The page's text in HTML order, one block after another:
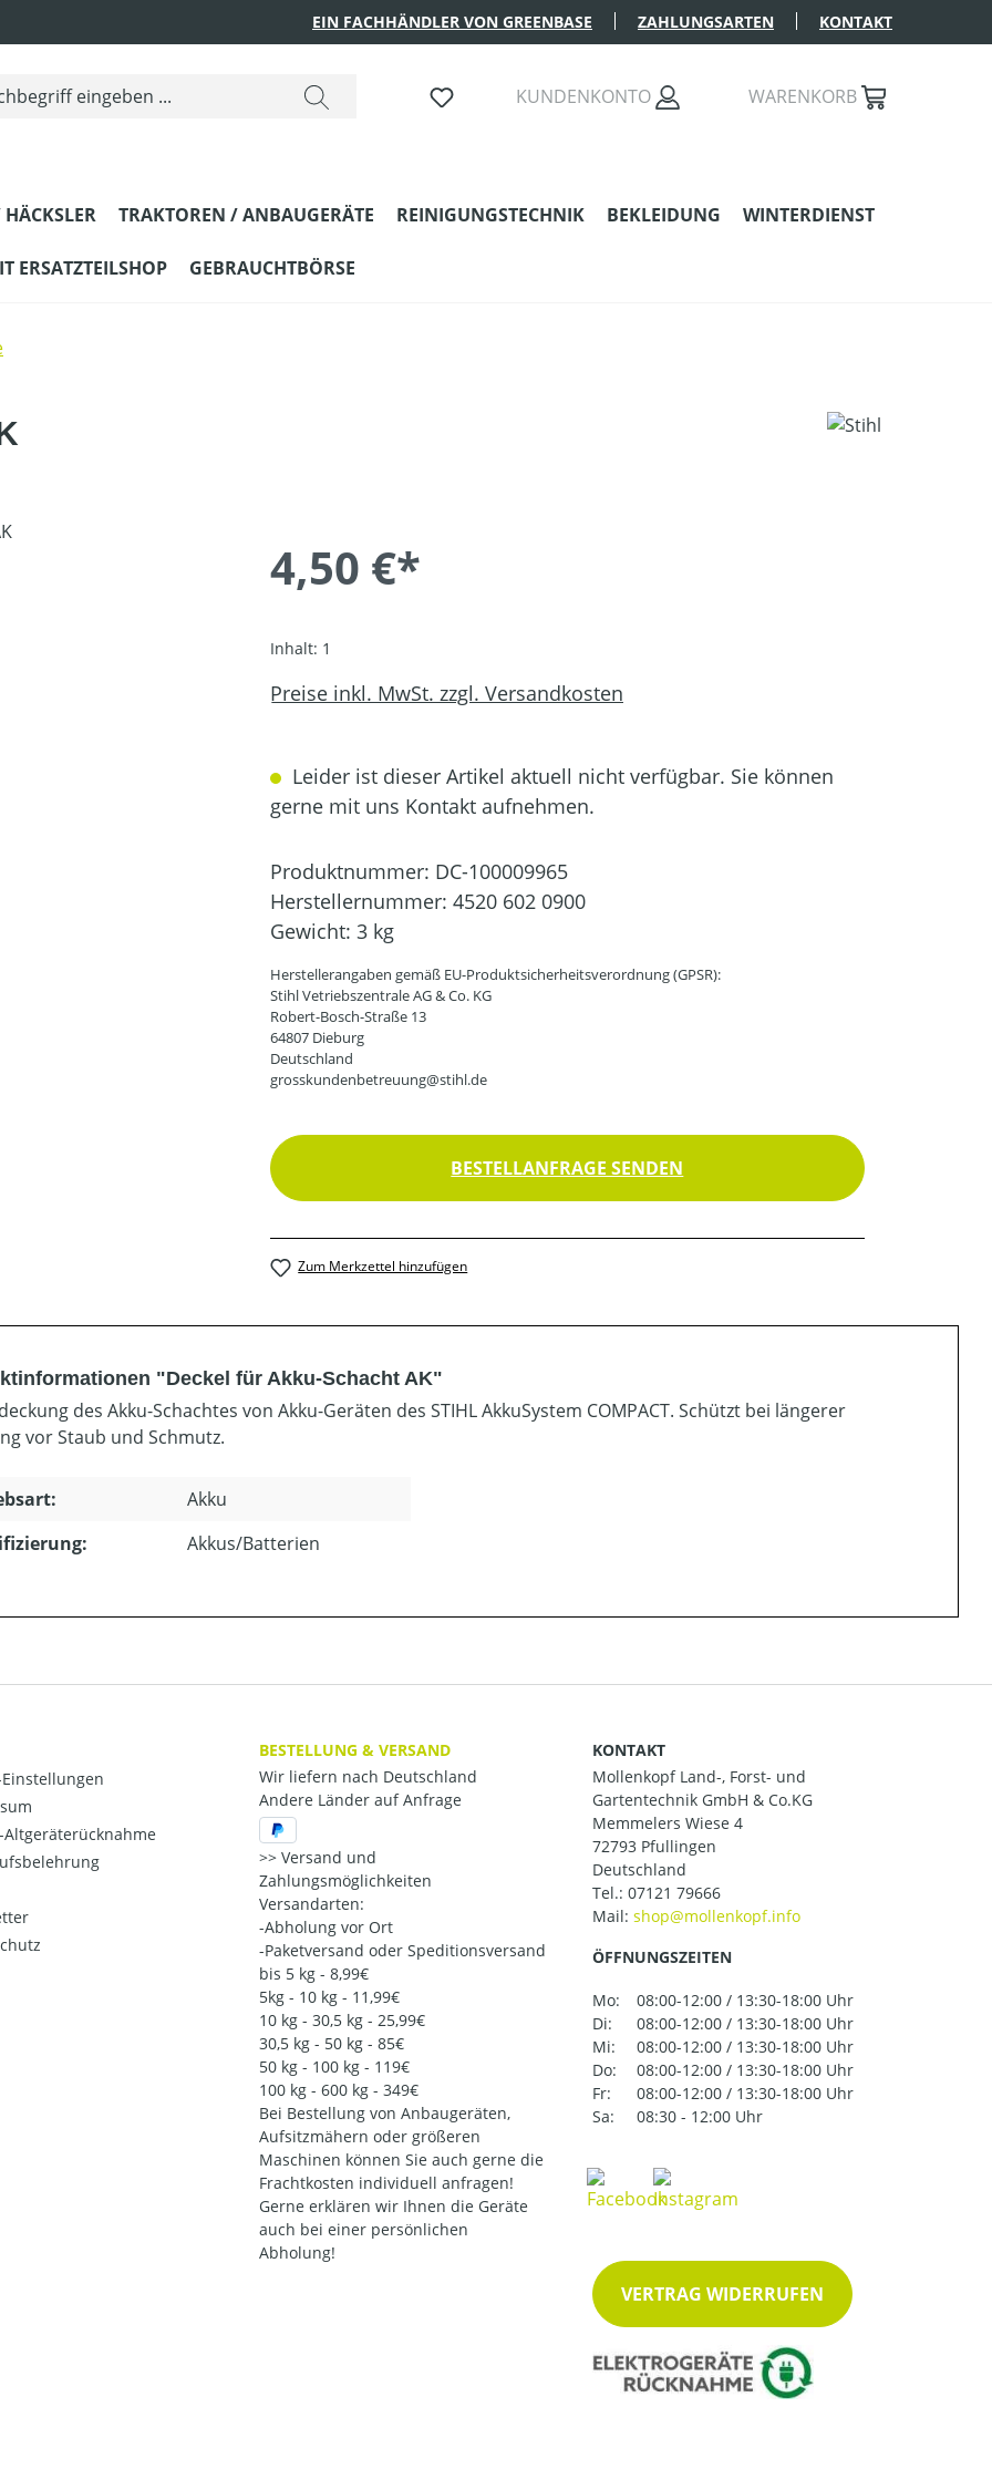
EIN FACHHÄNDLER VON GREENBASE ZAHLUNGSARTEN KONTAKT
KUNDENKONTO WARENKORB
TRAKTOREN / ANBAUGERÄTE REINIGUNGSTECHNIK BEKLEIDUNG WINTERDIENST
ERSATZTEILSHOP GEBRAUCHTBÖRSE
4,50 €*
Inhalt: 1
Preise inkl. MwSt. zzgl. Versandkosten
Leider ist dieser Artikel aktuell nicht verfügbar. Sie können
gerne mit uns Kontakt aufnehmen.
Produktnummer: DC-100009965
Herstellernummer: 4520 602 0900
Gewicht: 3 kg
Herstellerangaben gemäß EU-Produktsicherheitsverordnung (GPSR):
Stihl Vetriebszentrale AG & Co. KG
Robert-Bosch-Straße 13
64807 Dieburg
Deutschland
grosskundenbetreuung@stihl.de
BESTELLANFRAGE SENDEN
Zum Merkzettel hinzufügen
"Deckel für Akku-Schacht AK"
des Akku-Schachtes von Akku-Geräten des STIHL AkkuSystem COMPACT. Schützt bei längerer
vor Staub und Schmutz.
Akku
Akkus/Batterien
Einstellungen
Altgeräterücknahme
BESTELLUNG & VERSAND
Wir liefern nach Deutschland
Andere Länder auf Anfrage
Versand und
Zahlungsmöglichkeiten
Versandarten:
-Abholung vor Ort
-Paketversand oder Speditionsversand
bis 5 kg - 8,99€
5kg - 10 kg - 11,99€
10 kg - 30,5 kg - 25,99€
30,5 kg - 50 kg - 85€
50 kg - 100 kg - 119€
100 kg - 600 kg - 349€
Bei Bestellung von Anbaugeräten,
Aufsitzmähern oder größeren
Maschinen können Sie auch gerne die
Frachtkosten individuell anfragen!
Gerne erklären wir Ihnen die Geräte
auch bei einer persönlichen
Abholung!
KONTAKT
Mollenkopf Land-, Forst- und
Gartentechnik GmbH & Co.KG
Memmelers Wiese 4
72793 Pfullingen
Deutschland
Tel.: 07121 79666
Mail:
ÖFFNUNGSZEITEN
Mo:
08:00-12:00 / 13:30-18:00 Uhr
Di:
08:00-12:00 / 13:30-18:00 Uhr
Mi:
08:00-12:00 / 13:30-18:00 Uhr
Do:
08:00-12:00 / 13:30-18:00 Uhr
Fr:
08:00-12:00 / 13:30-18:00 Uhr
Sa:
08:30 - 12:00 Uhr
VERTRAG WIDERRUFEN